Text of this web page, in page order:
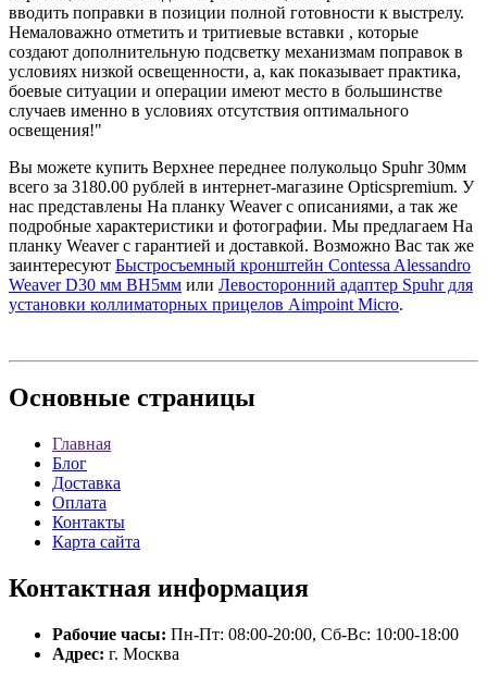
вводить поправки в позиции полной готовности к выстрелу.
Немаловажно отметить и тритиевые вставки , которые
создают дополнительную подсветку механизмам поправок в
условиях низкой освещенности, а, как показывает практика,
боевые ситуации и операции имеют место в большинстве
случаев именно в условиях отсутствия оптимального
освещения!"
Вы можете купить Верхнее переднее полукольцо Spuhr 30мм
всего за 3180.00 рублей в интернет-магазине Opticspremium. У
нас представлены На планку Weaver с описаниями, а так же
подробные характеристики и фотографии. Мы предлагаем На
планку Weaver с гарантией и доставкой. Возможно Вас так же
заинтересуют Быстросъемный кронштейн Contessa Alessandro
Weaver D30 мм BH5мм или Левосторонний адаптер Spuhr для
установки коллиматорных прицелов Aimpoint Micro.
Основные страницы
Главная
Блог
Доставка
Оплата
Контакты
Карта сайта
Контактная информация
Рабочие часы: Пн-Пт: 08:00-20:00, Сб-Вс: 10:00-18:00
Адрес: г. Москва